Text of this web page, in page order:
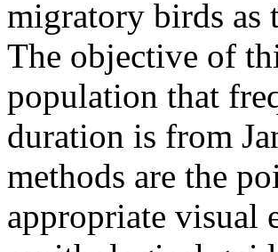
migratory birds as
The objective of
population that
duration is from
methods are the
appropriate visual